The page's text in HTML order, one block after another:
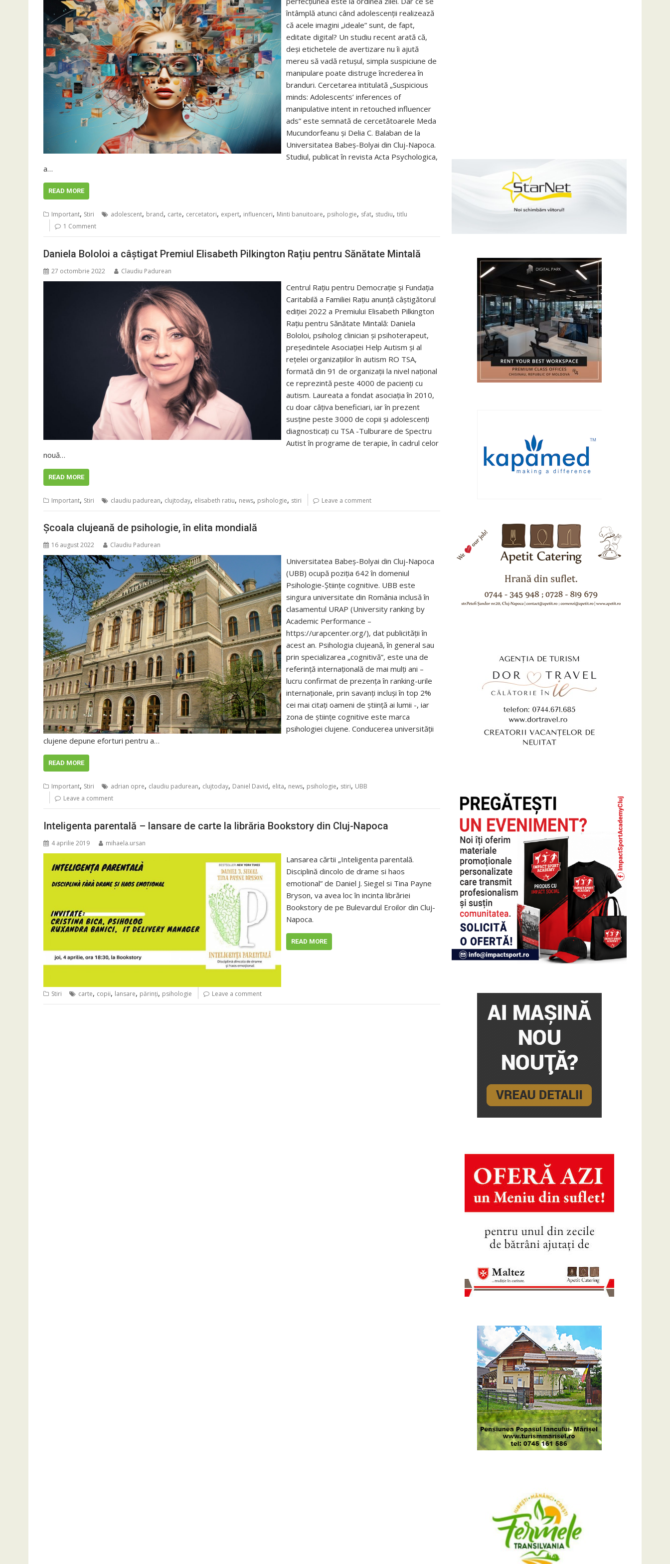
întâmplă atunci când adolescenții realizează
că acele imagini „ideale” sunt, de fapt,
editate digital? Un studiu recent arată că,
deși etichetele de avertizare nu îi ajută
mereu să vadă retușul, simpla suspiciune de
manipulare poate distruge încrederea în
branduri. Cercetarea intitulată „Suspicious
minds: Adolescents’ inferences of
manipulative intent in retouched influencer
ads” este semnată de cercetătoarele Meda
Mucundorfeanu și Delia C. Balaban de la
Universitatea Babeș-Bolyai din Cluj-Napoca.
Studiul, publicat în revista Acta Psychologica,
a…
READ MORE
Important, Stiri adolescent, brand, carte, cercetatori, expert, influenceri, Minti banuitoare, psihologie, sfat, studiu, titlu
1 Comment
Daniela Bololoi a câștigat Premiul Elisabeth Pilkington Rațiu pentru Sănătate Mintală
27 octombrie 2022 Claudiu Padurean
Centrul Rațiu pentru Democrație și Fundația
Caritabilă a Familiei Rațiu anunță câștigătorul
ediției 2022 a Premiului Elisabeth Pilkington
Rațiu pentru Sănătate Mintală: Daniela
Bololoi, psiholog clinician și psihoterapeut,
președintele Asociației Help Autism și al
rețelei organizațiilor în autism RO TSA,
formată din 91 de organizații la nivel național
ce reprezintă peste 4000 de pacienți cu
autism. Laureata a fondat asociația în 2010,
cu doar câțiva beneficiari, iar în prezent
susține peste 3000 de copii și adolescenți
diagnosticați cu TSA -Tulburare de Spectru
Autist în programe de terapie, în cadrul celor
nouă…
READ MORE
Important, Stiri claudiu padurean, clujtoday, elisabeth ratiu, news, psihologie, stiri Leave a comment
Școala clujeană de psihologie, în elita mondială
16 august 2022 Claudiu Padurean
Universitatea Babeș-Bolyai din Cluj-Napoca
(UBB) ocupă poziția 642 în domeniul
Psihologie-Științe cognitive. UBB este
singura universitate din România inclusă în
clasamentul URAP (University ranking by
Academic Performance –
https://urapcenter.org/), dat publicității în
acest an. Psihologia clujeană, în general sau
prin specializarea „cognitivă”, este una de
referință internațională de mai mulți ani –
lucru confirmat de prezența în ranking-urile
internaționale, prin savanți incluși în top 2%
cei mai citați oameni de știință ai lumii -, iar
zona de științe cognitive este marca
psihologiei clujene. Conducerea universității
clujene depune eforturi pentru a…
READ MORE
Important, Stiri adrian opre, claudiu padurean, clujtoday, Daniel David, elita, news, psihologie, stiri, UBB
Leave a comment
Inteligenta parentală – lansare de carte la librăria Bookstory din Cluj-Napoca
4 aprilie 2019 mihaela.ursan
Lansarea cărtii „Inteligenta parentală.
Disciplină dincolo de drame si haos
emotional” de Daniel J. Siegel si Tina Payne
Bryson, va avea loc în incinta librăriei
Bookstory de pe Bulevardul Eroilor din Cluj-
Napoca.
READ MORE
Stiri carte, copii, lansare, părinţi, psihologie Leave a comment